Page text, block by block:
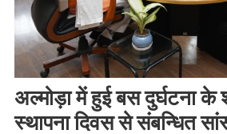
अल्मोड़ा में हुई बस दुर्घटना के
स्थापना दिवस से संबन्धित